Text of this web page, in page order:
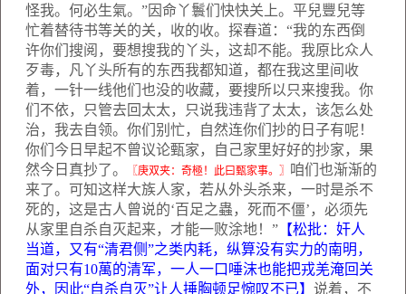
怪我。何必生氣。”因命丫鬟们快快关上。平兒豐兒等
忙着替待书等关的关，收的收。探春道：“我的东西倒
许你们搜阅，要想搜我的丫头，这却不能。我原比众人
歹毒，凡丫头所有的东西我都知道，都在我这里间收
着，一针一线他们也没的收藏，要搜所以只来搜我。你
们不依，只管去回太太，只说我违背了太太，该怎么处
治，我去自领。你们别忙，自然连你们抄的日子有呢！
你们今日早起不曾议论甄家，自己家里好好的抄家，果
然今日真抄了。
〖庚双夹：奇極！此曰甄家事。〗
咱们也渐渐的
来了。可知这样大族人家，若从外头杀来，一时是杀不
死的，这是古人曾说的‘百足之蟲，死而不僵’，必须先
从家里自杀自灭起来，才能一败涂地！” 【松批：奸人
当道，又有“清君侧”之类内耗，纵算没有实力的南明，
面对只有10萬的清军，一人一口唾沫也能把戎羌淹回关
外，因此“自杀自灭”让人捶胸顿足惋叹不已】 说着，不